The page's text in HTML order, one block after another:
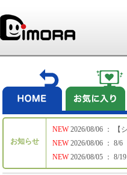
お知らせ
NEW
NEW
NEW
2026/08/06 ：
2026/08/06 ： 8/
2026/08/05 ： 8/